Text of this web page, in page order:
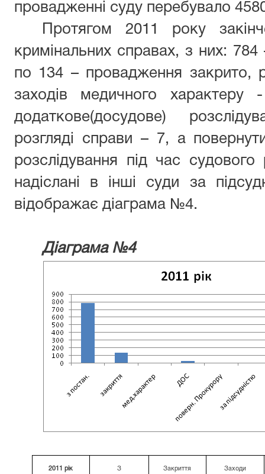
провадженні суду перебувало
Протягом 2011 року
кримінальних справах, з них:
по 134 – провадження закрито,
заходів медичного
додаткове(досудове)
розгляді справи – 7, а
розслідування під час
надіслані в інші суди за
відображає діаграма №4.
Діаграма №4
2011 рік З Закриття Заходи